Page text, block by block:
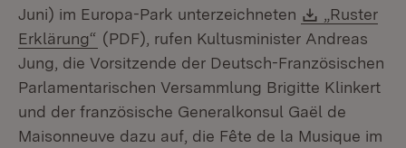
Juni) im Europa-Park unterzeichneten
Download:
„Ruster
Erklärung“ (Öffnet in neuem Fenster)
(PDF), rufen Kultusminister Andreas
Jung, die Vorsitzende der Deutsch-Französischen
Parlamentarischen Versammlung Brigitte Klinkert
und der französische Generalkonsul Gaël de
Maisonneuve dazu auf, die Fête de la Musique im